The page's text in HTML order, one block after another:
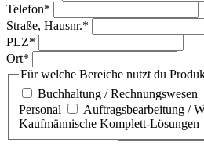
Telefon*
Straße, Hausnr.*
PLZ*
Ort*
Für welche Bereiche nutzt du
Buchhaltung / Rechnungswesen
Personal
Auftragsbearbeitung /
Kaufmännische Komplett-Lösungen